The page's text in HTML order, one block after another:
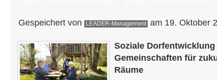
Gespeichert von LEADER-Management am 19. Oktober
Soziale Dorfentwicklung
Gemeinschaften für
Räume